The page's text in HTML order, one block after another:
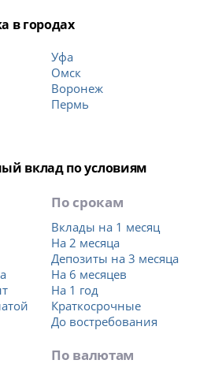
в городах
Уфа
Омск
Воронеж
Пермь
вклад по условиям
По срокам
Вклады на 1 месяц
На 2 месяца
Депозиты на 3 месяца
На 6 месяцев
На 1 год
Краткосрочные
До востребования
По валютам